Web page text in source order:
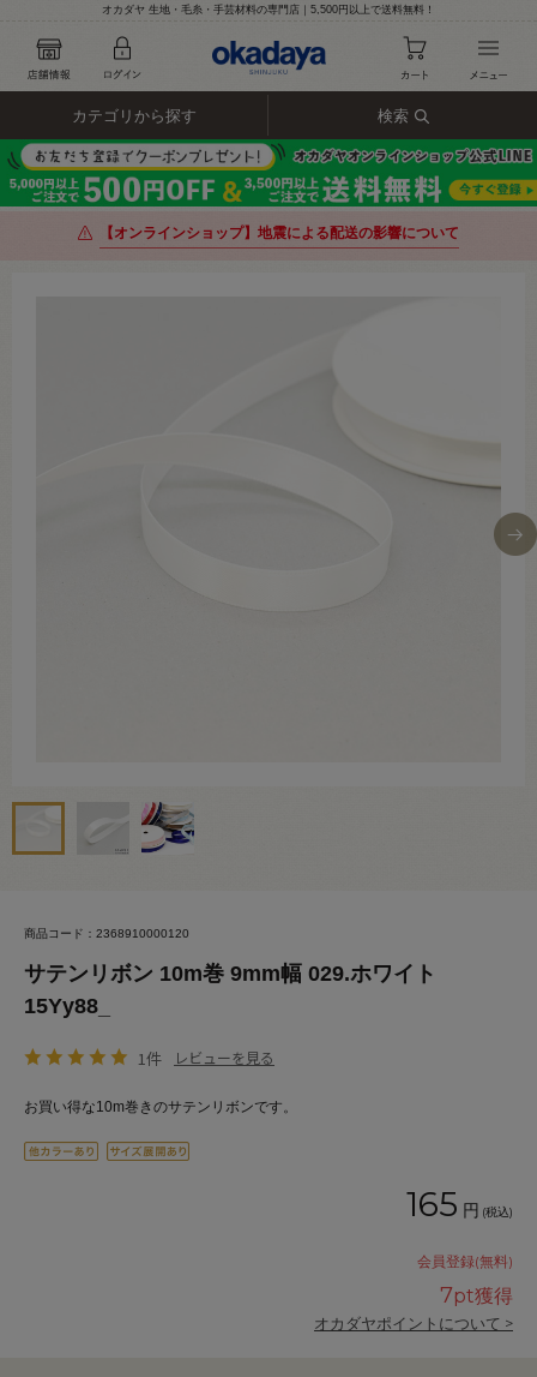
オカダヤ 生地・毛糸・手芸材料の専門店｜5,500円以上で送料無料！
カテゴリから探す 検索
【オンラインショップ】地震による配送の影響について
商品コード：2368910000120
サテンリボン 10m巻 9mm幅 029.ホワイト
15Yy88_
1件 レビューを見る
お買い得な10m巻きのサテンリボンです。
165 円 (税込)
会員登録(無料)
7pt獲得
オカダヤポイントについて >